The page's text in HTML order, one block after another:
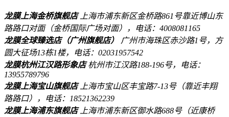
龙膜上海金桥旗舰店 上海市浦东新区金桥路861号靠近博山东
路路口对面（金桥国际广场对面），电话：4008081165
龙膜全球臻选店（广州旗舰店）
广州市海珠区赤沙路1号，方
圆大征场13栋1楼，电话：02031957542
龙膜杭州江汉路形象店杭州市江汉路188-196号，电话：
13955789796
龙膜上海宝山旗舰店 上海市宝山区丰宝路7-13号（靠近丰翔
路路口），电话：18521362239
龙膜上海浦东旗舰店 上海市浦东新区御水路688号（近康桥